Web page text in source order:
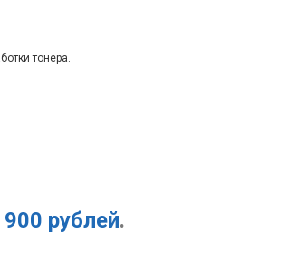
тонера.
900 рублей.